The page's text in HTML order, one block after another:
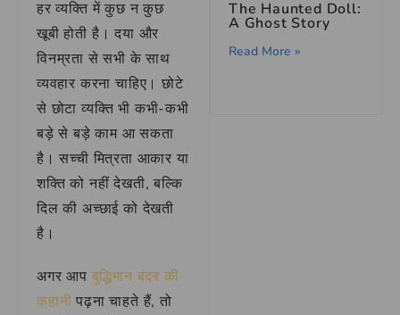
हर व्यक्ति में कुछ न कुछ
खूबी होती है। दया और
विनम्रता से सभी के साथ
व्यवहार करना चाहिए। छोटे
से छोटा व्यक्ति भी कभी-कभी
बड़े से बड़े काम आ सकता
है। सच्ची मित्रता आकार या
शक्ति को नहीं देखती, बल्कि
दिल की अच्छाई को देखती
है।
अगर आप बुद्धिमान बंदर की
कहानी पढ़ना चाहते हैं, तो
The Haunted Doll:
A Ghost Story
Read More »